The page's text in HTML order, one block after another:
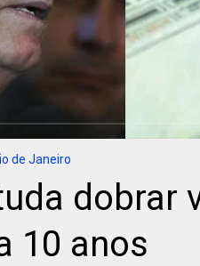
de Janeiro
dobrar
10 anos